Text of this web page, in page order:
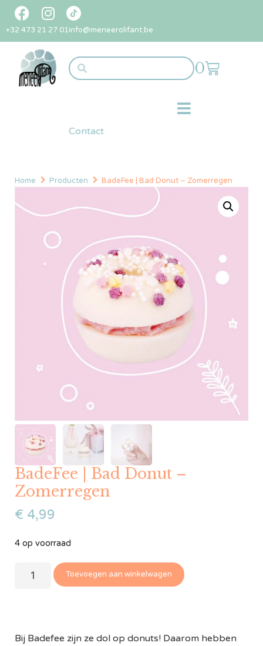
+32 473 21 27 01info@meneerolifant.be
0
Contact
Home Producten BadeFee | Bad Donut – Zomerregen
BadeFee | Bad Donut –
Zomerregen
€ 4,99
4 op voorraad
Toevoegen aan winkelwagen
Bij Badefee zijn ze dol op donuts! Daarom hebben